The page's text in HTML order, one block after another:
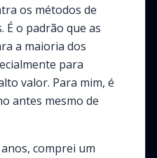
os métodos de
É o padrão que as
a maioria dos
para
valor. Para mim, é
antes mesmo de
comprei um